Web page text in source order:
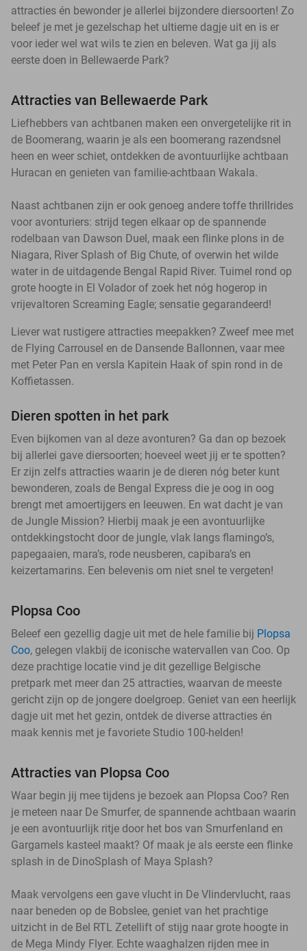
attracties én bewonder je allerlei bijzondere diersoorten! Zo
beleef je met je gezelschap het ultieme dagje uit en is er
voor ieder wel wat wils te zien en beleven. Wat ga jij als
eerste doen in Bellewaerde Park?
Attracties van Bellewaerde Park
Liefhebbers van achtbanen maken een onvergetelijke rit in
de Boomerang, waarin je als een boomerang razendsnel
heen en weer schiet, ontdekken de avontuurlijke achtbaan
Huracan en genieten van familie-achtbaan Wakala.
Naast achtbanen zijn er ook genoeg andere toffe thrillrides
voor avonturiers: strijd tegen elkaar op de spannende
rodelbaan van Dawson Duel, maak een flinke plons in de
Niagara, River Splash of Big Chute, of overwin het wilde
water in de uitdagende Bengal Rapid River. Tuimel rond op
grote hoogte in El Volador of zoek het nóg hogerop in
vrijevaltoren Screaming Eagle; sensatie gegarandeerd!
Liever wat rustigere attracties meepakken? Zweef mee met
de Flying Carrousel en de Dansende Ballonnen, vaar mee
met Peter Pan en versla Kapitein Haak of spin rond in de
Koffietassen.
Dieren spotten in het park
Even bijkomen van al deze avonturen? Ga dan op bezoek
bij allerlei gave diersoorten; hoeveel weet jij er te spotten?
Er zijn zelfs attracties waarin je de dieren nóg beter kunt
bewonderen, zoals de Bengal Express die je oog in oog
brengt met amoertijgers en leeuwen. En wat dacht je van
de Jungle Mission? Hierbij maak je een avontuurlijke
ontdekkingstocht door de jungle, vlak langs flamingo’s,
papegaaien, mara’s, rode neusberen, capibara’s en
keizertamarins. Een belevenis om niet snel te vergeten!
Plopsa Coo
Beleef een gezellig dagje uit met de hele familie bij Plopsa
Coo, gelegen vlakbij de iconische watervallen van Coo. Op
deze prachtige locatie vind je dit gezellige Belgische
pretpark met meer dan 25 attracties, waarvan de meeste
gericht zijn op de jongere doelgroep. Geniet van een heerlijk
dagje uit met het gezin, ontdek de diverse attracties én
maak kennis met je favoriete Studio 100-helden!
Attracties van Plopsa Coo
Waar begin jij mee tijdens je bezoek aan Plopsa Coo? Ren
je meteen naar De Smurfer, de spannende achtbaan waarin
je een avontuurlijk ritje door het bos van Smurfenland en
Gargamels kasteel maakt? Of maak je als eerste een flinke
splash in de DinoSplash of Maya Splash?
Maak vervolgens een gave vlucht in De Vlindervlucht, raas
naar beneden op de Bobslee, geniet van het prachtige
uitzicht in de Bel RTL Zetellift of stijg naar grote hoogte in
de Mega Mindy Flyer. Echte waaghalzen rijden mee in